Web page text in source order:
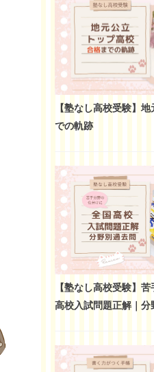
【塾なし高校受験】
での軌跡
【塾なし高校受験】
高校入試問題正解｜